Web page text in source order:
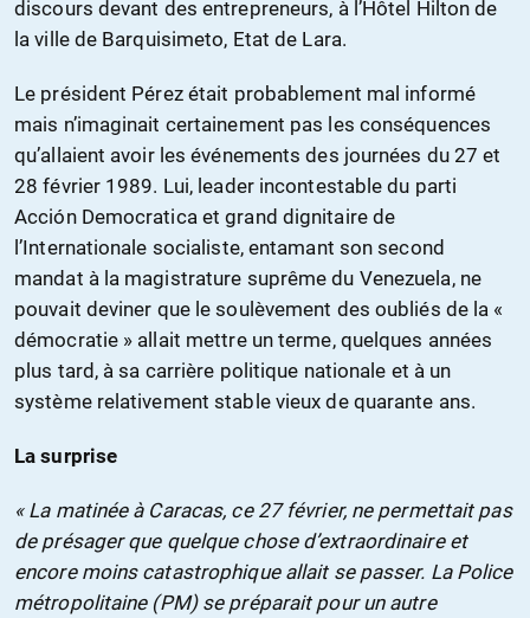
discours devant des entrepreneurs, à l’Hôtel Hilton de
la ville de Barquisimeto, Etat de Lara.
Le président Pérez était probablement mal informé
mais n’imaginait certainement pas les conséquences
qu’allaient avoir les événements des journées du 27 et
28 février 1989. Lui, leader incontestable du parti
Acción Democratica et grand dignitaire de
l’Internationale socialiste, entamant son second
mandat à la magistrature suprême du Venezuela, ne
pouvait deviner que le soulèvement des oubliés de la «
démocratie » allait mettre un terme, quelques années
plus tard, à sa carrière politique nationale et à un
système relativement stable vieux de quarante ans.
La surprise
« La matinée à Caracas, ce 27 février, ne permettait pas
de présager que quelque chose d’extraordinaire et
encore moins catastrophique allait se passer. La Police
métropolitaine (PM) se préparait pour un autre